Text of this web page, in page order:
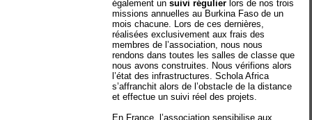
également unsuivi régulier lors de nos trois
missions annuelles au Burkina Faso de un
mois chacune. Lors de ces dernières,
réalisées exclusivement aux frais des
membres de l’association, nous nous
rendons dans toutes les salles de classe que
nous avons construites. Nous vérifions alors
l’état des infrastructures. Schola Africa
s’affranchit alors de l’obstacle de la distance
et effectue un suivi réel des projets.
En France, l’association sensibilise aux